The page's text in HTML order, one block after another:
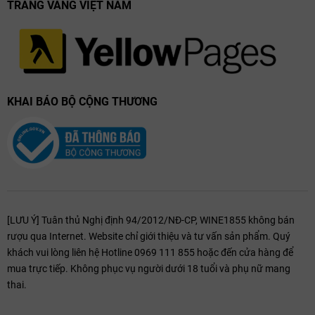
TRANG VÀNG VIỆT NAM
KHAI BÁO BỘ CỘNG THƯƠNG
[LƯU Ý] Tuân thủ Nghị định 94/2012/NĐ-CP, WINE1855 không bán
rượu qua Internet. Website chỉ giới thiệu và tư vấn sản phẩm. Quý
khách vui lòng liên hệ Hotline 0969 111 855 hoặc đến cửa hàng để
mua trực tiếp. Không phục vụ người dưới 18 tuổi và phụ nữ mang
thai.